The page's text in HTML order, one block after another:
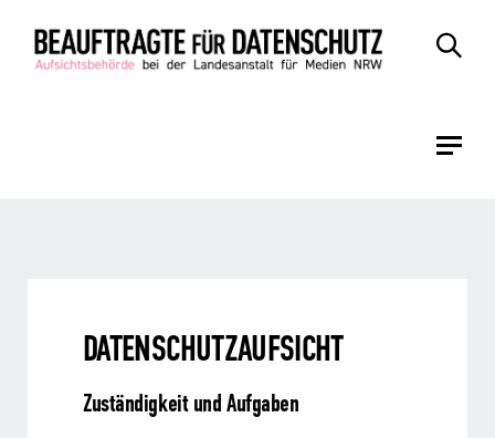
Inhalt
Navigation
DATENSCHUTZAUFSICHT
Zuständigkeit und Aufgaben